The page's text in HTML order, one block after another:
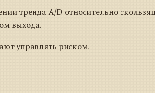
тренда A/D относительно
выхода.
управлять риском.